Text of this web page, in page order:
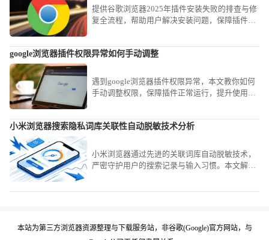
提供谷歌浏览器2025年插件安装失败的排查与修
复全流程，帮助用户解决安装问题，保障插件功
google浏览器插件权限异常如何手动调整
遇到google浏览器插件权限异常，本文教你如何
手动调整权限，保障插件正常运行，提升使用安
小米浏览器搜索隐私词库关联性自动脱敏技术分析
小米浏览器通过先进的关联词库自动脱敏技术，
严密守护用户的搜索记录与输入习惯。本文解析
本站为第三方浏览器资源整理与下载服务站，非谷歌(Google)官方网站，与